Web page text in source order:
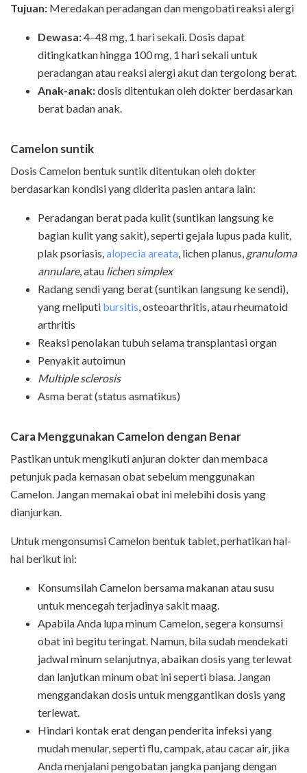
Tujuan: Meredakan peradangan dan mengobati reaksi alergi
Dewasa:4–48 mg, 1 hari sekali. Dosis dapat
ditingkatkan hingga 100 mg, 1 hari sekali untuk
peradangan atau reaksi alergi akut dan tergolong berat.
Anak-anak:dosis ditentukan oleh dokter berdasarkan
berat badan anak.
Camelon suntik
Dosis Camelon bentuk suntik ditentukan oleh dokter
berdasarkan kondisi yang diderita pasien antara lain:
Peradangan berat pada kulit (suntikan langsung ke
bagian kulit yang sakit), seperti gejala lupus pada kulit,
plak psoriasis, alopecia areata , lichen planus, granuloma
annulare, atau lichen simplex
Radang sendi yang berat (suntikan langsung ke sendi),
yang meliputi bursitis , osteoarthritis, atau rheumatoid
arthritis
Reaksi penolakan tubuh selama transplantasi organ
Penyakit autoimun
Multiple sclerosis
Asma berat (status asmatikus)
Cara Menggunakan Camelon dengan Benar
Pastikan untuk mengikuti anjuran dokter dan membaca
petunjuk pada kemasan obat sebelum menggunakan
Camelon . Jangan memakai obat ini melebihi dosis yang
dianjurkan.
Untuk mengonsumsiCamelon bentuk tablet, perhatikan hal-
hal berikut ini:
KonsumsilahCamelon bersama makanan atau susu
untuk mencegah terjadinya sakit maag.
Apabila Anda lupa minumCamelon , segera konsumsi
obat ini begitu teringat. Namun, bila sudah mendekati
jadwal minum selanjutnya, abaikan dosis yang terlewat
dan lanjutkan minum obat ini seperti biasa. Jangan
menggandakan dosis untuk menggantikan dosis yang
terlewat.
Hindari kontak erat dengan penderita infeksi yang
mudah menular, seperti flu, campak, atau cacar air, jika
Anda menjalani pengobatan jangka panjang dengan